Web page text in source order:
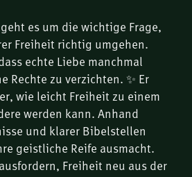
es um die wichtige Frage,
Freiheit richtig umgehen.
echte Liebe manchmal
Rechte zu verzichten. ✨ Er
wie leicht Freiheit zu einem
werden kann. Anhand
und klarer Bibelstellen
geistliche Reife ausmacht.
Freiheit neu aus der